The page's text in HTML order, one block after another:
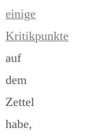
einige
Kritikpunkte
auf
dem
Zettel
habe,